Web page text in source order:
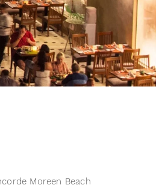
Moreen Beach